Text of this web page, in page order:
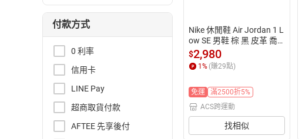
付款方式
0 利率
信用卡
LINE Pay
超商取貨付款
AFTEE 先享後付
Nike 休閒鞋 Air Jordan 1 L
ow SE 男鞋 棕 黑 皮革 喬
丹 經典 IB7109-005
$2,980
1 % (賺29點)
免運
滿2500折5%
ACS跨運動
找相似